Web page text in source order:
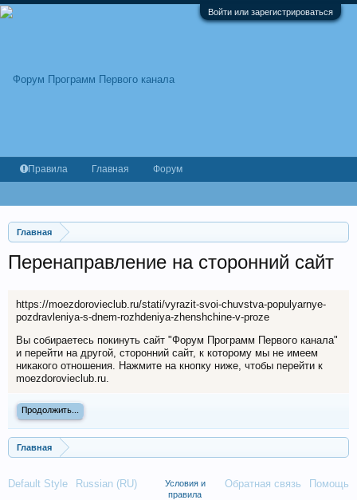
Войти или зарегистрироваться
Главная
Перенаправление на сторонний сайт
https://moezdorovieclub.ru/stati/vyrazit-svoi-chuvstva-populyarnye-
pozdravleniya-s-dnem-rozhdeniya-zhenshchine-v-proze
Вы собираетесь покинуть сайт "Форум Программ Первого канала"
и перейти на другой, сторонний сайт, к которому мы не имеем
никакого отношения. Нажмите на кнопку ниже, чтобы перейти к
moezdorovieclub.ru.
Продолжить...
Главная
Правила Главная Форум
Default Style Russian (RU) Обратная связь Помощь
Условия и
правила